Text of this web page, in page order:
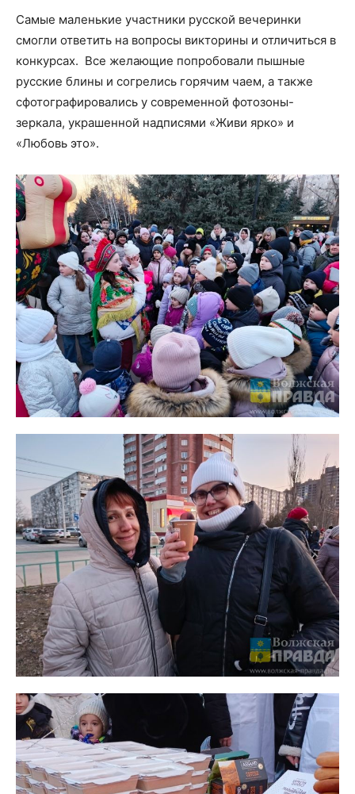
Самые маленькие участники русской вечеринки
смогли ответить на вопросы викторины и отличиться в
конкурсах. Все желающие попробовали пышные
русские блины и согрелись горячим чаем, а также
сфотографировались у современной фотозоны-
зеркала, украшенной надписями «Живи ярко» и
«Любовь это».